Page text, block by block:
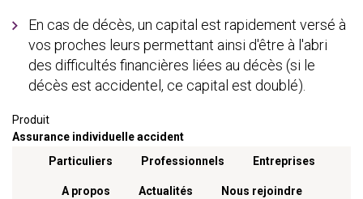
En cas de décès, un capital est rapidement versé à
vos proches leurs permettant ainsi d'être à l'abri
des difficultés financières liées au décès (si le
décès est accidentel, ce capital est doublé).
Produit
Assurance individuelle accident
Menu footer
Particuliers Professionnels Entreprises
A propos Actualités Nous rejoindre